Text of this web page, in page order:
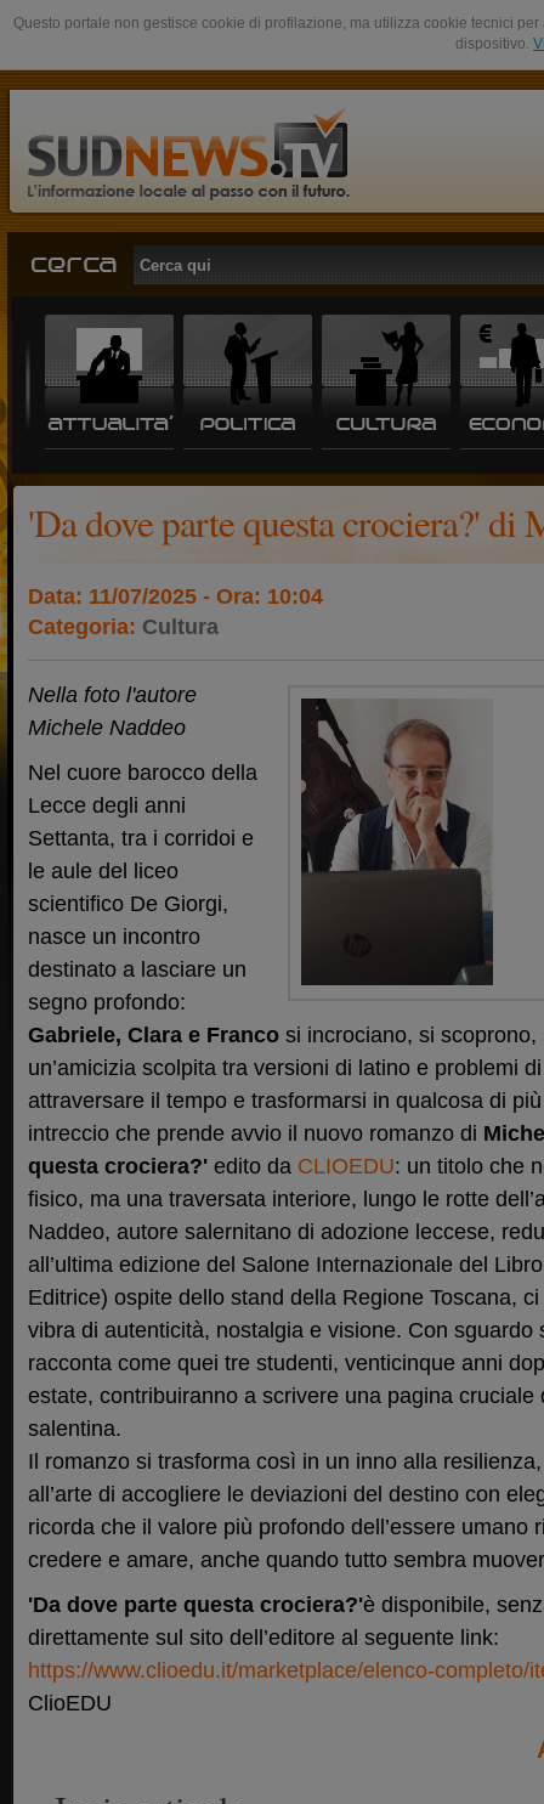
Questo portale non gestisce cookie di profilazione, ma utilizza cookie tecnici
dispositivo.
'Da dove parte questa crociera?' di
Data: 11/07/2025 - Ora: 10:04
Categoria: Cultura
Nella foto l'autore
Michele Naddeo
Nel cuore barocco della
Lecce degli anni
Settanta, tra i corridoi e
le aule del liceo
scientifico De Giorgi,
nasce un incontro
destinato a lasciare un
segno profondo:
Gabriele, Clara e Franco si incrociano, si scoprono,
un’amicizia scolpita tra versioni di latino e problemi
attraversare il tempo e trasformarsi in qualcosa di
intreccio che prende avvio il nuovo romanzo di
questa crociera?' edito da CLIOEDU: un titolo che
fisico, ma una traversata interiore, lungo le rotte
Naddeo, autore salernitano di adozione leccese,
all’ultima edizione del Salone Internazionale del
Editrice) ospite dello stand della Regione Toscana,
vibra di autenticità, nostalgia e visione. Con sguardo
racconta come quei tre studenti, venticinque anni
estate, contribuiranno a scrivere una pagina
salentina.
Il romanzo si trasforma così in un inno alla
all’arte di accogliere le deviazioni del destino con
ricorda che il valore più profondo dell’essere umano
credere e amare, anche quando tutto sembra
'Da dove parte questa crociera?'è disponibile,
direttamente sul sito dell’editore al seguente link:
https://www.clioedu.it/marketplace/elenco-completo/
ClioEDU